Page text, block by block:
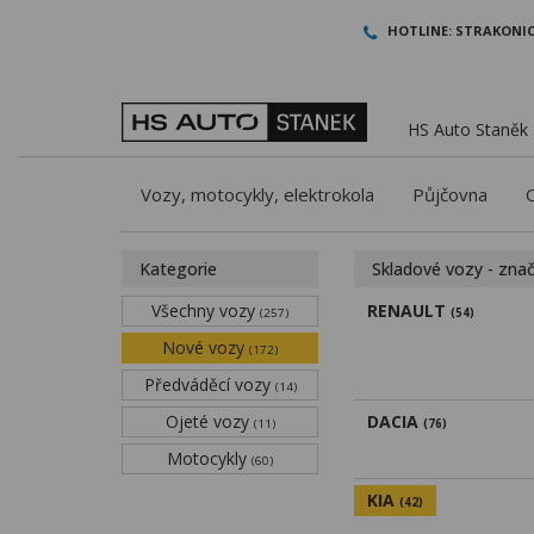
HOTLINE:
HS Auto
Vozy, motocykly, elektrokola Půjčovna
Kategorie
Všechny vozy (257)
Nové vozy (172)
Předváděcí vozy (14)
Ojeté vozy (11)
Motocykly (60)
Skladové vozy -
RENAULT (54)
DACIA (76)
KIA (42)